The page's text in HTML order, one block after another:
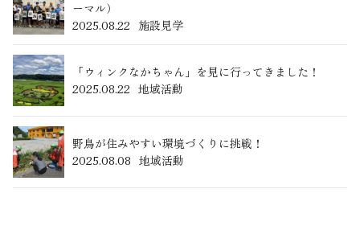
ーマル）
2025.08.22 施設見学
「ウィンクなかちゃん」を見に行ってきました！
2025.08.22 地域活動
野鳥が住みやすい環境づくりに挑戦！
2025.08.08 地域活動